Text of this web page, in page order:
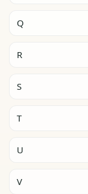
Q
R
S
T
U
V